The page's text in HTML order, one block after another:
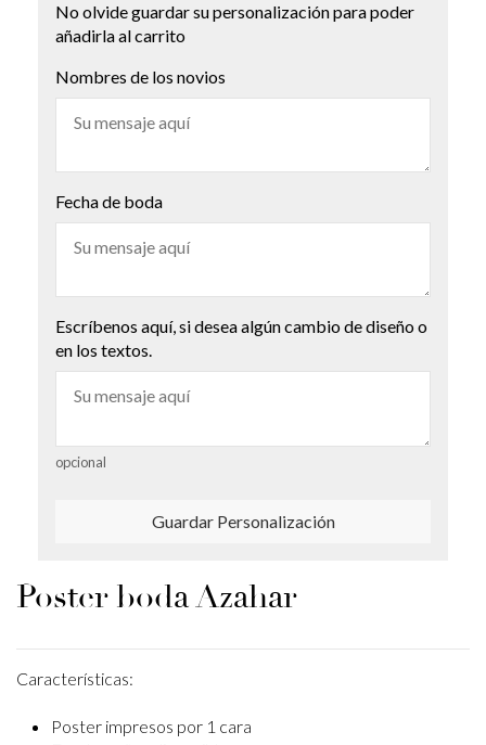
No olvide guardar su personalización para poder
añadirla al carrito
Nombres de los novios
Fecha de boda
Escríbenos aquí, si desea algún cambio de diseño o
en los textos.
opcional
Guardar Personalización
Poster boda Azahar
Características:
Poster impresos por 1 cara